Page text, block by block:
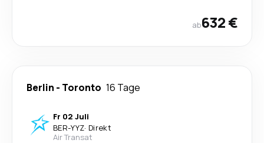
ab632 €
Berlin - Toronto 16 Tage
Fr 02 Juli
BER-YYZ· Direkt
Air Transat